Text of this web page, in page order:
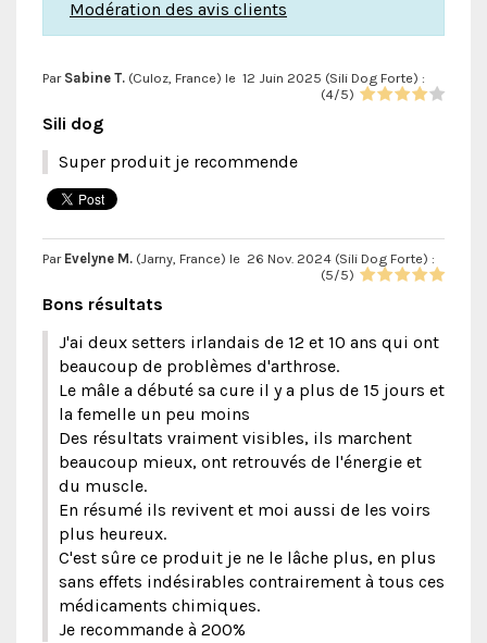
Modération des avis clients
Par Sabine T. (Culoz, France) le 12 Juin 2025 (Sili Dog Forte) :
(4/5)
Sili dog
Super produit je recommende
Par Evelyne M. (Jarny, France) le 26 Nov. 2024 (Sili Dog Forte) :
(5/5)
Bons résultats
J'ai deux setters irlandais de 12 et 10 ans qui ont
beaucoup de problèmes d'arthrose.
Le mâle a débuté sa cure il y a plus de 15 jours et
la femelle un peu moins
Des résultats vraiment visibles, ils marchent
beaucoup mieux, ont retrouvés de l'énergie et
du muscle.
En résumé ils revivent et moi aussi de les voirs
plus heureux.
C'est sûre ce produit je ne le lâche plus, en plus
sans effets indésirables contrairement à tous ces
médicaments chimiques.
Je recommande à 200%